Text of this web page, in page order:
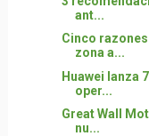
ant...
Cinco
zona a...
Huawei lanza
oper...
Great Wall
nu...